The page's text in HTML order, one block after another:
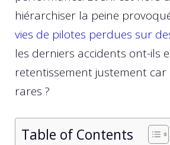
hiérarchiser la peine
vies de pilotes perdues sur
les derniers accidents ont-ils
retentissement justement
rares ?
Table of Contents